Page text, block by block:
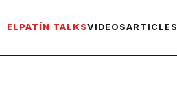
ELPATÍN TALKSVIDEOSARTICLES